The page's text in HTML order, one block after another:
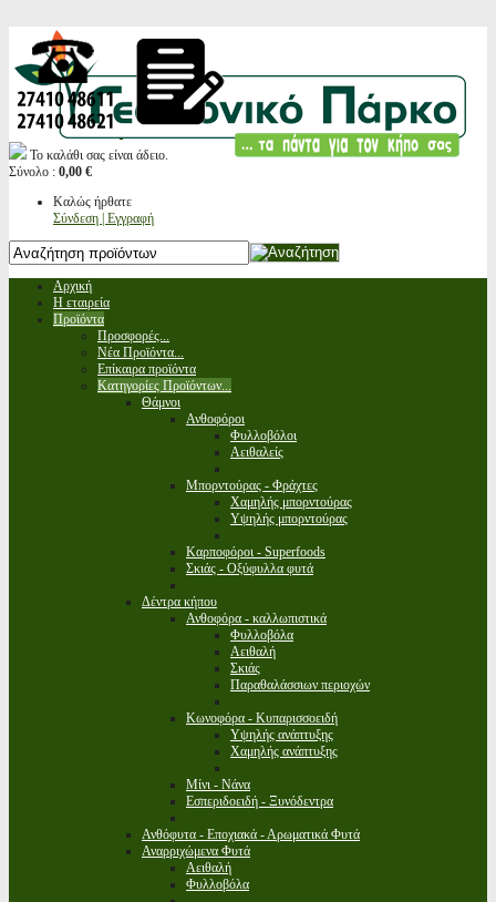
Το καλάθι σας είναι άδειο.
Σύνολο : 0,00 €
Καλώς ήρθατε
Σύνδεση | Εγγραφή
Αρχική
Η εταιρεία
Προϊόντα
Προσφορές...
Νέα Προϊόντα...
Επίκαιρα προϊόντα
Κατηγορίες Προϊόντων...
Θάμνοι
Ανθοφόροι
Φυλλοβόλοι
Αειθαλείς
Μπορντούρας - Φράχτες
Χαμηλής μπορντούρας
Υψηλής μπορντούρας
Καρποφόροι - Superfoods
Σκιάς - Οξύφυλλα φυτά
Δέντρα κήπου
Ανθοφόρα - καλλωπιστικά
Φυλλοβόλα
Αειθαλή
Σκιάς
Παραθαλάσσιων περιοχών
Κωνοφόρα - Κυπαρισσοειδή
Υψηλής ανάπτυξης
Χαμηλής ανάπτυξης
Μίνι - Νάνα
Εσπεριδοειδή - Ξυνόδεντρα
Ανθόφυτα - Εποχιακά - Αρωματικά Φυτά
Αναρριχώμενα Φυτά
Αειθαλή
Φυλλοβόλα